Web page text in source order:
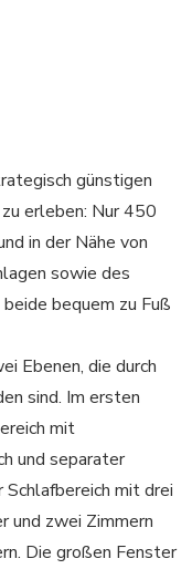
günstigen
erleben: Nur 450
in der Nähe von
sowie des
bequem zu Fuß
Ebenen, die durch
sind. Im ersten
mit
und separater
mit drei
und zwei Zimmern
Die großen Fenster